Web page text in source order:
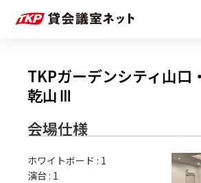
TKPガーデンシティ山口
乾山Ⅲ
会場仕様
ホワイトボード : 1
演台 : 1